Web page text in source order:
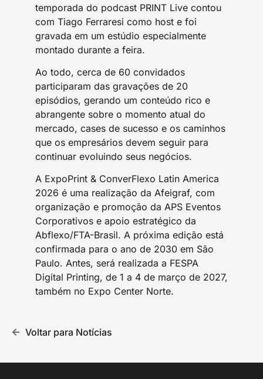
temporada do podcast PRINT Live contou
com Tiago Ferraresi como host e foi
gravada em um estúdio especialmente
montado durante a feira.
Ao todo, cerca de 60 convidados
participaram das gravações de 20
episódios, gerando um conteúdo rico e
abrangente sobre o momento atual do
mercado, cases de sucesso e os caminhos
que os empresários devem seguir para
continuar evoluindo seus negócios.
A ExpoPrint & ConverFlexo Latin America
2026 é uma realização da Afeigraf, com
organização e promoção da APS Eventos
Corporativos e apoio estratégico da
Abflexo/FTA-Brasil. A próxima edição está
confirmada para o ano de 2030 em São
Paulo. Antes, será realizada a FESPA
Digital Printing, de 1 a 4 de março de 2027,
também no Expo Center Norte.
Voltar para Notícias